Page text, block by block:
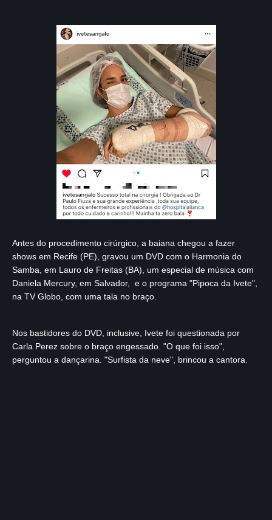
Antes do procedimento cirúrgico, a baiana chegou a fazer
shows em Recife (PE), gravou um DVD com o Harmonia do
Samba, em Lauro de Freitas (BA), um especial de música com
Daniela Mercury, em Salvador, e o programa "Pipoca da Ivete",
na TV Globo, com uma tala no braço.
Nos bastidores do DVD, inclusive, Ivete foi questionada por
Carla Perez sobre o braço engessado. "O que foi isso",
perguntou a dançarina. "Surfista da neve", brincou a cantora.